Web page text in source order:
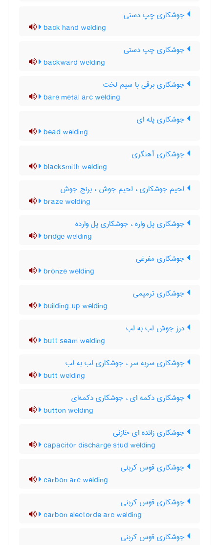
جوشکاری چپ دستی
back hand welding
جوشکاری چپ دستی
backward welding
جوشکاری برقی با سیم لخت
bare metal arc welding
جوشکاری پله ای
bead welding
جوشکاری آهنگری
blacksmith welding
لحیم جوشکاری ، لحیم جوش ، برنج جوش
braze welding
جوشکاری پل واره ، جوشکاری پل وارده
bridge welding
جوشکاری مفرغی
bronze welding
جوشکاری ترمیمی
building-up welding
درز جوش لب به لب
butt seam welding
جوشکاری سربه سر ، جوشکاری لب به لب
butt welding
جوشکاری دکمه ای ، جوشکاری دکمه‌ای
button welding
جوشکاری زائده ای خازنی
capacitor discharge stud welding
جوشکاری قوس کربنی
carbon arc welding
جوشکاری قوس کربنی
carbon electorde arc welding
جوشکاری قوس کربنی